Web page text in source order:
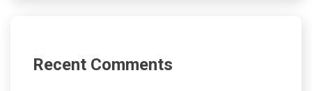
Recent Comments